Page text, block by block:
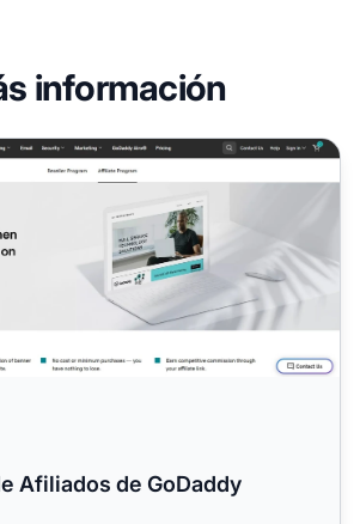
información
de GoDaddy
Afiliados de GoDaddy